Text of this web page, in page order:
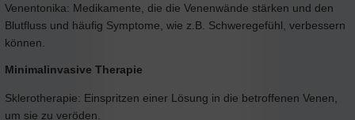
Venentonika: Medikamente, die die Venenwände stärken und den
Blutfluss und häufig Symptome, wie z.B. Schweregefühl, verbessern
können.
Minimalinvasive Therapie
Sklerotherapie: Einspritzen einer Lösung in die betroffenen Venen,
um sie zu veröden.